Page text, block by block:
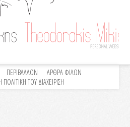
ΠΕΡΙΒΑΛΛΟΝ
ΑΡΘΡΑ ΦΙΛΩΝ
ΤΟΥ ΔΙΑΧΕΙΡΙΣΗ